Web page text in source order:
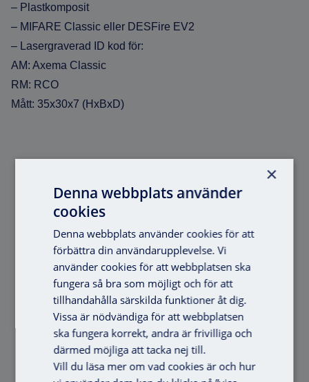
– Plastkomposit
– MIFARE Classic eller DESFire EV2
– Lasergraverad ID kod för:
AM: Axema Classic
RM: RCO
Mått: 35x30x7 (HxBxD)
Yo-Yo Axema Mini Yo-Yo Axema HD
×
Denna webbplats använder
cookies
Denna webbplats använder cookies för att
förbättra din användarupplevelse. Vi
använder cookies för att webbplatsen ska
fungera så bra som möjligt och för att
tillhandahålla särskilda funktioner åt dig.
Vissa är nödvändiga för att webbplatsen
ska fungera korrekt, andra är frivilliga och
därmed möjliga att tacka nej till.
Vill du läsa mer om vad cookies är och hur